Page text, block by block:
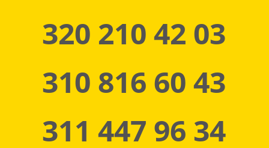
320 210 42 03
310 816 60 43
311 447 96 34